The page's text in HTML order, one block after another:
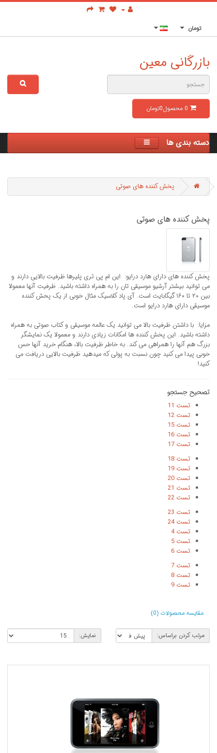
تومان
بازرگانی معین
0 محصول0تومان
دسته بندی ها
پخش کننده های صوتی
پخش کننده های صوتی
پخش کننده های دارای هارد درایو: ‏ این ام پی تری پلیرها ظرفیت بالایی دارند و
می توانید بیشتر آرشیو موسیقی تان را به همراه داشته باشید. ظرفیت آنها معمولا
بین ۲۰ تا ۱۶۰ گیگابایت است. آی پاد کلاسیک مثال خوبی از یک پخش کننده
موسیقی دارای هارد درایو است. ‏
‏مزایا: ‏ با داشتن ظرفیت بالا می توانید یک عالمه موسیقی و کتاب صوتی به همراه
داشته باشید. این پخش کننده ها امکانات زیادی دارند و معمولا یک نمایشگر
بزرگ هم آنها را همراهی می کند. به خاطر ظرفیت بالا، هنگام خرید آنها حس
خوبی پیدا می کنید چون نسبت به پولی که میدهید ظرفیت بالایی دریافت می
کنید!
تصحیح جستجو
تست 11
تست 12
تست 15
تست 16
تست 17
تست 18
تست 19
تست 20
تست 21
تست 22
تست 23
تست 24
تست 4
تست 5
تست 6
تست 7
تست 8
تست 9
مقایسه محصولات (0)
مرتب کردن براساس: نمایش: